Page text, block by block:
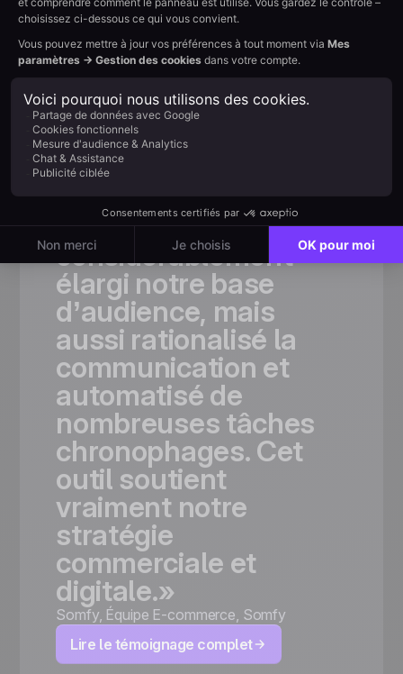
Témoignages clients
Adoptépar les équipesles
plus ambitieuses
«Grâce
User,nousavonsnon
seulement
considérablement
élargi notre base
d’audience, mais
aussi rationalisé la
communication et
automatisé de
nombreuses tâches
chronophages. Cet
outil soutient
vraiment notre
stratégie
commerciale et
digitale.»
Somfy, Équipe E-commerce, Somfy
Lire le témoignage complet